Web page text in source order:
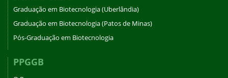
Graduação em Biotecnologia (Uberlândia)
Graduação em Biotecnologia (Patos de Minas)
Pós-Graduação em Biotecnologia
PPGGB